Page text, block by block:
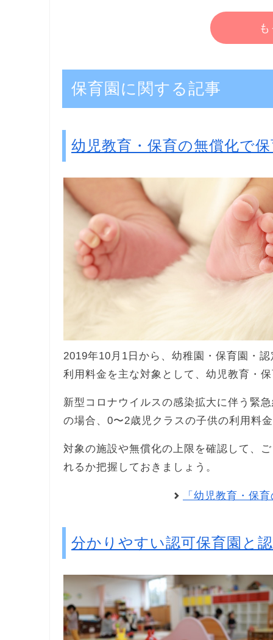
保育園に関する記事
幼児教育・保育の無償化で
2019年10月1日から、幼稚園・保育園・
利用料金を主な対象として、幼児教育・
新型コロナウイルスの感染拡大に伴う緊
の場合、0〜2歳児クラスの子供の利用料
対象の施設や無償化の上限を確認して、
れるか把握しておきましょう。
「幼児教育・保
分かりやすい認可保育園と